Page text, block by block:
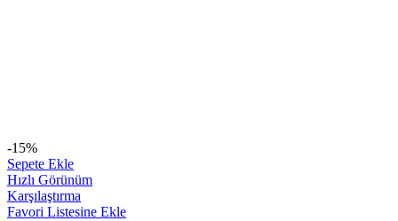
-15%
Sepete Ekle
Hızlı Görünüm
Karşılaştırma
Favori Listesine Ekle